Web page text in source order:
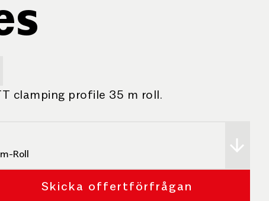
clamping profile 35 m roll.
Roll
Skicka offertförfrågan